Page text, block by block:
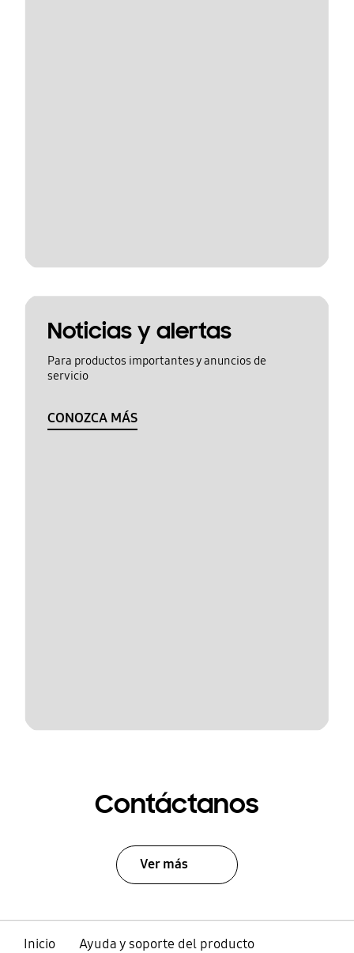
Noticias y alertas
Para productos importantes y anuncios de
servicio
CONOZCA MÁS
Contáctanos
Ver más
Inicio
Ayuda y soporte del producto